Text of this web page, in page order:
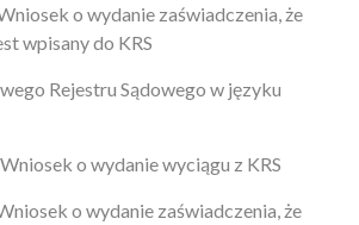
o wydanie zaświadczenia, że
wpisany do KRS
Rejestru Sądowego w języku
o wydanie wyciągu z KRS
o wydanie zaświadczenia, że